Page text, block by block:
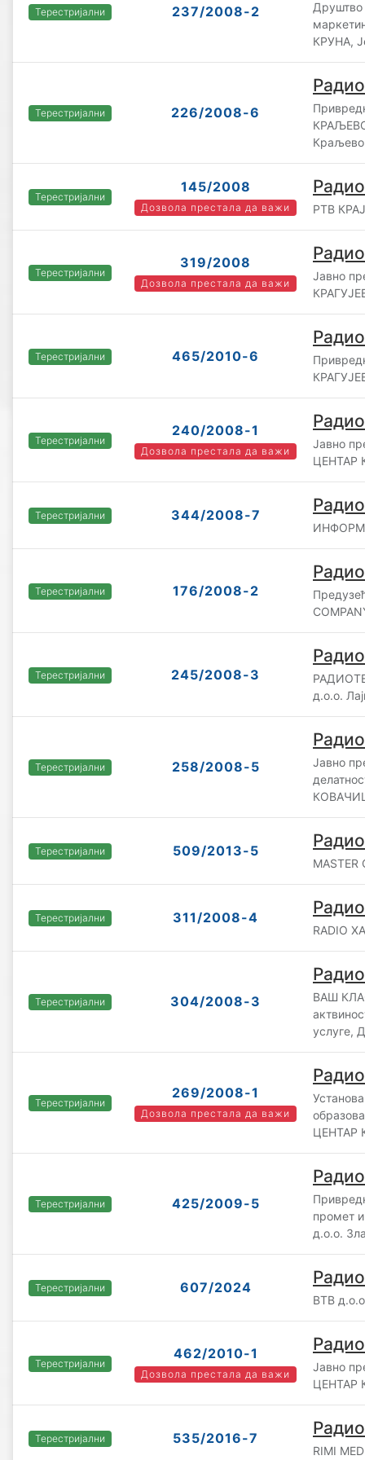
Терестријални 237/2008-2
Друштво
КРУНА,
Терестријални 226/2008-6
Краљево
Терестријални
145/2008
Дозвола престала да важи РТВ
Терестријални
319/2008
Дозвола престала да важи
Јавно
Терестријални 465/2010-6
Терестријални
240/2008-1
Дозвола престала да важи
Јавно
ЦЕНТАР
Терестријални 344/2008-7
Терестријални 176/2008-2
Терестријални 245/2008-3
д.о.о.
Терестријални 258/2008-5
Јавно
Терестријални 509/2013-5
MASTER
Терестријални 311/2008-4
RADIO
Терестријални 304/2008-3
ВАШ
услуге,
Терестријални
269/2008-1
Дозвола престала да важи
ЦЕНТАР
Терестријални 425/2009-5
промет
д.о.о.
Терестријални 607/2024
ВТВ
Терестријални
462/2010-1
Дозвола престала да важи
Јавно
ЦЕНТАР
Терестријални 535/2016-7
RIMI